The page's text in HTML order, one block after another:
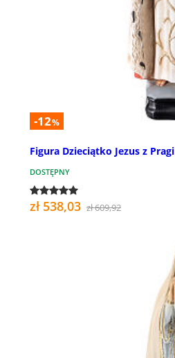
-12%
Figura Dzieciątko Jezus z
DOSTĘPNY
zł 538,03 zł 609,92